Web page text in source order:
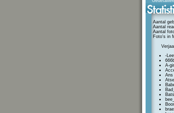
Aantal
Aantal
Aantal
Foto's in
-
A-girl
Ans